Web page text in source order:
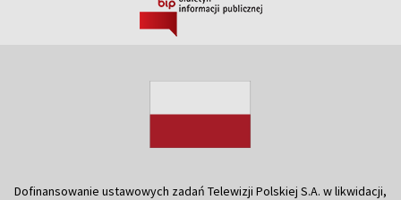
Dofinansowanie ustawowych zadań Telewizji Polskiej S.A. w likwidacji,